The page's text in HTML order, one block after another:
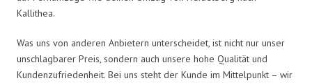
Kallithea.
Was uns von anderen Anbietern unterscheidet, ist nicht nur unser
unschlagbarer Preis, sondern auch unsere hohe Qualität und
Kundenzufriedenheit. Bei uns steht der Kunde im Mittelpunkt – wir